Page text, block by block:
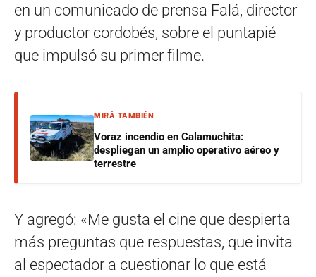
en un comunicado de prensa Falá, director
y productor cordobés, sobre el puntapié
que impulsó su primer filme.
MIRÁ TAMBIÉN
Voraz incendio en Calamuchita:
despliegan un amplio operativo aéreo y
terrestre
Y agregó: «Me gusta el cine que despierta
más preguntas que respuestas, que invita
al espectador a cuestionar lo que está